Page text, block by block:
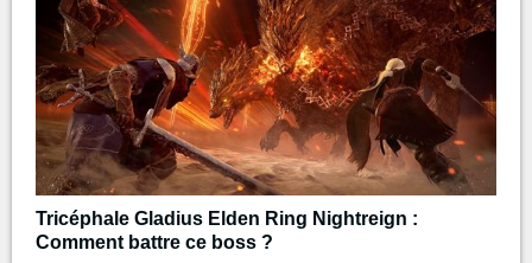
Tricéphale Gladius Elden Ring Nightreign :
Comment battre ce boss ?